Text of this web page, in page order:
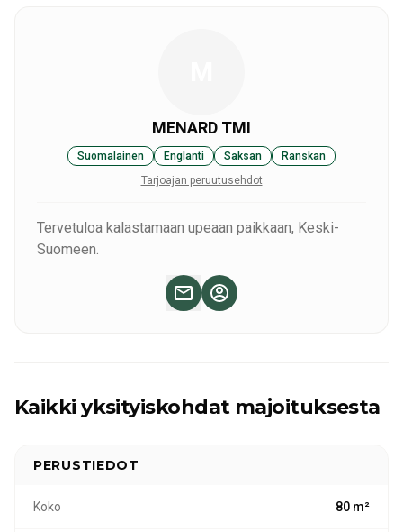
MENARD TMI
Suomalainen Englanti Saksan
Ranskan
Tarjoajan peruutusehdot
Tervetuloa kalastamaan upeaan paikkaan, Keski-
Suomeen.
Kaikki yksityiskohdat majoituksesta
PERUSTIEDOT
Koko 80 m²